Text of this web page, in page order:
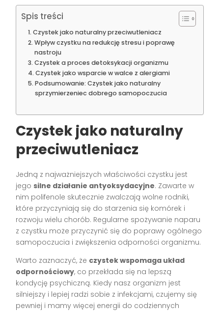
Spis treści
Czystek jako naturalny przeciwutleniacz
Wpływ czystku na redukcję stresu i poprawę
nastroju
Czystek a proces detoksykacji organizmu
Czystek jako wsparcie w walce z alergiami
Podsumowanie: Czystek jako naturalny
sprzymierzeniec dobrego samopoczucia
Czystek jako naturalny
przeciwutleniacz
Jedną z najważniejszych właściwości czystku jest
jego silne działanie antyoksydacyjne. Zawarte w
nim polifenole skutecznie zwalczają wolne rodniki,
które przyczyniają się do starzenia się komórek i
rozwoju wielu chorób. Regularne spożywanie naparu
z czystku może przyczynić się do poprawy ogólnego
samopoczucia i zwiększenia odporności organizmu.
Warto zaznaczyć, że czystek wspomaga układ
odpornościowy, co przekłada się na lepszą
kondycję psychiczną. Kiedy nasz organizm jest
silniejszy i lepiej radzi sobie z infekcjami, czujemy się
pewniej i mamy więcej energii do codziennych